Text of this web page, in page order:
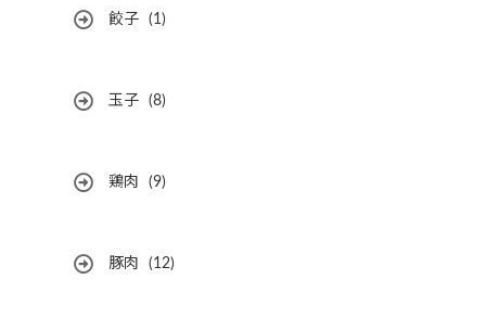
餃子 (1)
玉子 (8)
鶏肉 (9)
豚肉 (12)